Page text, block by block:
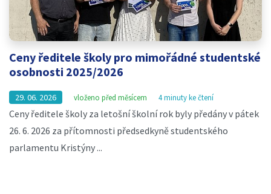
Ceny ředitele školy pro mimořádné studentské
osobnosti 2025/2026
29. 06. 2026 vloženo před měsícem 4 minuty ke čtení
Ceny ředitele školy za letošní školní rok byly předány v pátek
26. 6. 2026 za přítomnosti předsedkyně studentského
parlamentu Kristýny ...